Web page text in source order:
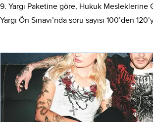
9. Yargı Paketine göre, Hukuk Mesleklerine
Yargı Ön Sınavı’nda soru sayısı 100’den